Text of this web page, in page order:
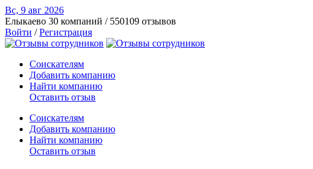
Вс, 9 авг 2026
Елыкаево 30 компаний / 550109 отзывов
Войти /Регистрация
Соискателям
Добавить компанию
Найти компанию
Оставить отзыв
Соискателям
Добавить компанию
Найти компанию
Оставить отзыв